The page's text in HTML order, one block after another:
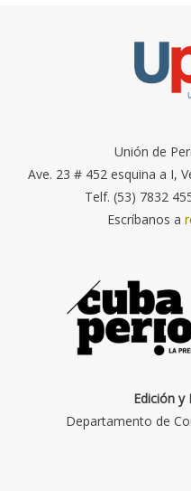
Unión de
Ave. 23 # 452 esquina a I,
Telf. (53) 7832
Escríbanos a
Edición y
Departamento de